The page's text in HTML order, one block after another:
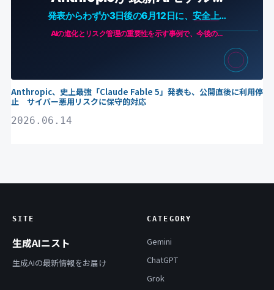
Anthropic、史上最強「Claude Fable 5」発表も、公開直後に利用停
止 サイバー悪用リスクに保守的対応
2026.06.14
SITE
生成AIニスト
生成AIの最新情報をお届け
CATEGORY
Gemini
ChatGPT
Grok